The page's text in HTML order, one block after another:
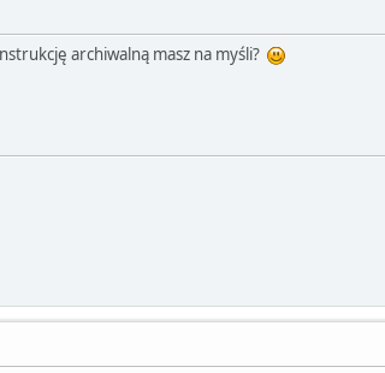
archiwalną masz na myśli?